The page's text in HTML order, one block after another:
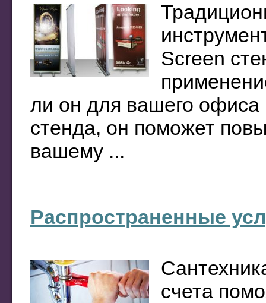
Screen
ли он для вашего офиса
стенда, он поможет
вашему ...
Распространенные
счета